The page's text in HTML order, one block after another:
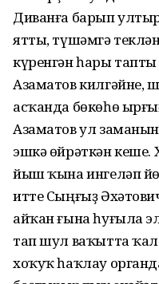
Диванға барып
ятты, түшәмгә
күренгән һары
Азаматов килгәйне,
асҡанда бөкөһө
Азаматов ул
эшкә өйрәткән кеше.
йыш ҡына ингеләп
итте Сыңғыҙ
айҡан ғына һуғыла
тап шул ваҡытта
хоҡуҡ һаҡлау